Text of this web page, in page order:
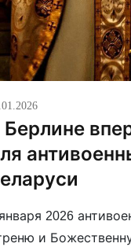
Берлине
2026
и